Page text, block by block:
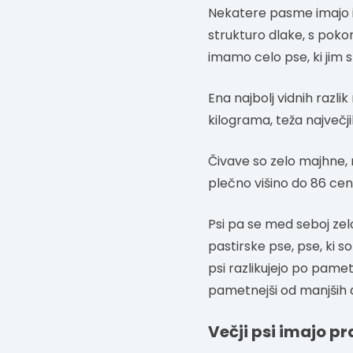
Nekatere pasme
strukturo dlake, s
imamo celo pse, ki jim
Ena najbolj vidnih
kilograma, teža
Čivave so zelo
plečno višino do 86
Psi pa se med seboj
pastirske pse, pse, ki
psi razlikujejo po
pametnejši od manjših
Večji psi imajo